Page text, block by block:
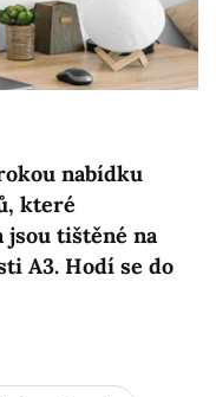
nabídku
které
tištěné na
A3. Hodí se do